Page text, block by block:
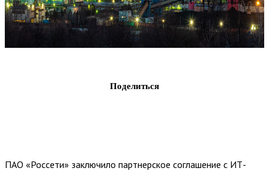
Поделиться
ПАО «Россети» заключило партнерское соглашение с ИТ-